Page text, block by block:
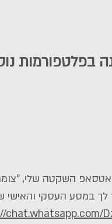
בפלטפורמות
השקטה שלי,
לך במסע העסקי
chat.whatsapp.com/